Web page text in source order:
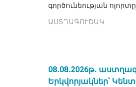
գործունեության ոլորտը
ԱՍՏՂԱԳՈՒՇԱԿ
08․08․2026թ․
Երկվորյակներ՝